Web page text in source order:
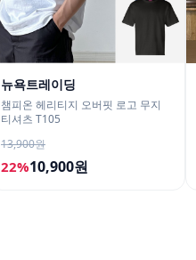
뉴욕트레이딩
챔피온 헤리티지 오버핏 로고 무지
티셔츠 T105
13,900원
22%10,900원